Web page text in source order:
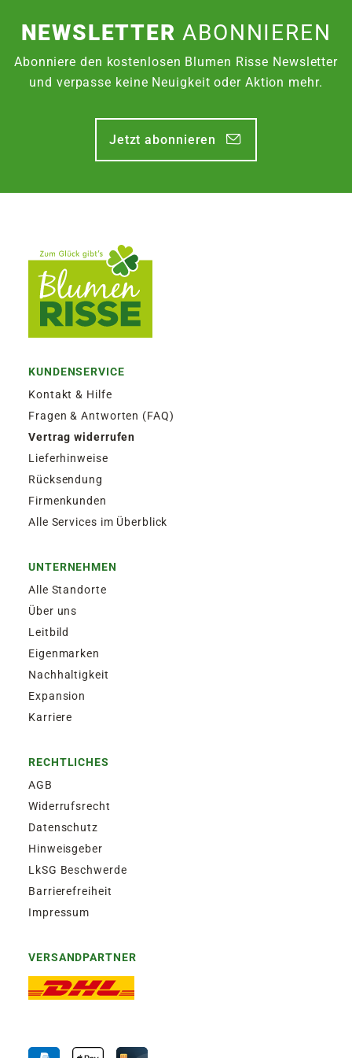
NEWSLETTERABONNIEREN
Abonniere den kostenlosen Blumen Risse Newsletter
und verpasse keine Neuigkeit oder Aktion mehr.
Jetzt abonnieren
KUNDENSERVICE
Kontakt & Hilfe
Fragen & Antworten (FAQ)
Vertrag widerrufen
Lieferhinweise
Rücksendung
Firmenkunden
Alle Services im Überblick
UNTERNEHMEN
Alle Standorte
Über uns
Leitbild
Eigenmarken
Nachhaltigkeit
Expansion
Karriere
RECHTLICHES
AGB
Widerrufsrecht
Datenschutz
Hinweisgeber
LkSG Beschwerde
Barrierefreiheit
Impressum
VERSANDPARTNER